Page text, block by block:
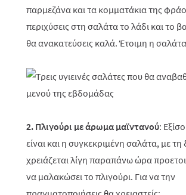
παρμεζάνα και τα κομματάκια της
περιχύσεις στη σαλάτα το λάδι και το
θα ανακατεύσεις καλά. Έτοιμη η
2. Πλιγούρι με άρωμα μαϊντανού:
είναι και η συγκεκριμένη σαλάτα, με
χρειάζεται λίγη παραπάνω ώρα
να μαλακώσει το πλιγούρι. Για να την